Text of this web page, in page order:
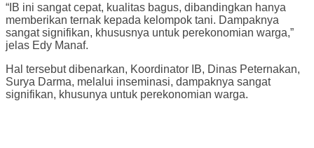
“IB ini sangat cepat, kualitas bagus, dibandingkan hanya
memberikan ternak kepada kelompok tani. Dampaknya
sangat signifikan, khususnya untuk perekonomian warga,”
jelas Edy Manaf.
Hal tersebut dibenarkan, Koordinator IB, Dinas Peternakan,
Surya Darma, melalui inseminasi, dampaknya sangat
signifikan, khusunya untuk perekonomian warga.